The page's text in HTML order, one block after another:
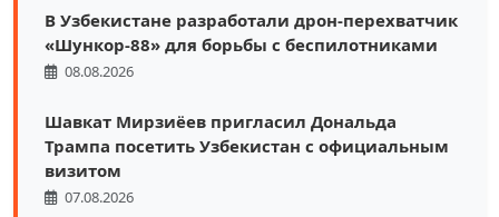
В Узбекистане разработали дрон-перехватчик
«Шункор-88» для борьбы с беспилотниками
08.08.2026
Шавкат Мирзиёев пригласил Дональда
Трампа посетить Узбекистан с официальным
визитом
07.08.2026